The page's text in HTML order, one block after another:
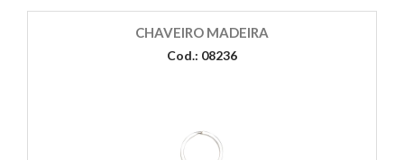
CHAVEIRO MADEIRA
Cod.: 08236